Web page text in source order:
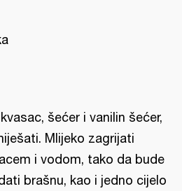
šećer i vanilin šećer,
Mlijeko zagrijati
i vodom, tako da bude
brašnu, kao i jedno cijelo